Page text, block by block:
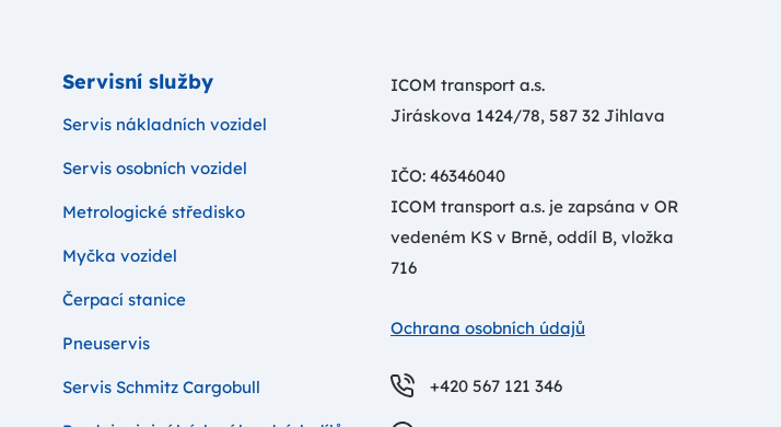
Servisní služby
Servis nákladních vozidel
Servis osobních vozidel
Metrologické středisko
Myčka vozidel
Čerpací stanice
Pneuservis
Servis Schmitz Cargobull
ICOM transport a.s.
Jiráskova 1424/78, 587 32 Jihlava
IČO: 46346040
ICOM transport a.s. je zapsána v OR
vedeném KS v Brně, oddíl B, vložka
716
Ochrana osobních údajů
+420 567 121 346